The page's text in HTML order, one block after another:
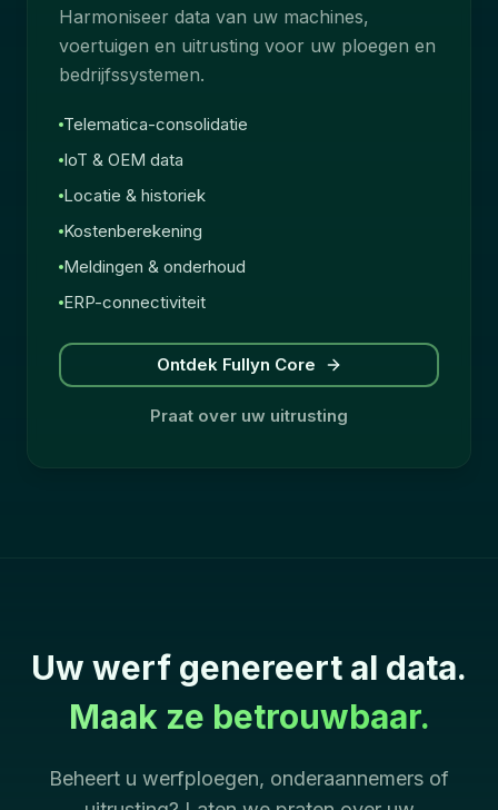
Harmoniseer data van uw machines,
voertuigen en uitrusting voor uw ploegen en
bedrijfssystemen.
Telematica-consolidatie
IoT & OEM data
Locatie & historiek
Kostenberekening
Meldingen & onderhoud
ERP-connectiviteit
Ontdek Fullyn Core
Praat over uw uitrusting
Uw werf genereert al data.
Maak ze betrouwbaar.
Beheert u werfploegen, onderaannemers of